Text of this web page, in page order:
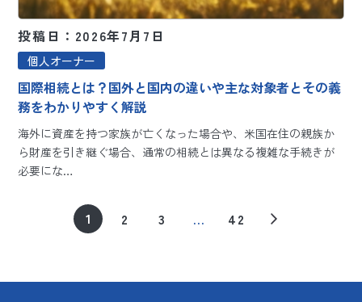
投稿日：2026年7月7日
個人オーナー
国際相続とは？国外と国内の違いや主な対象者とその義
務をわかりやすく解説
海外に資産を持つ家族が亡くなった場合や、米国在住の親族か
ら財産を引き継ぐ場合、通常の相続とは異なる複雑な手続きが
必要にな…
1 2 3 … 42